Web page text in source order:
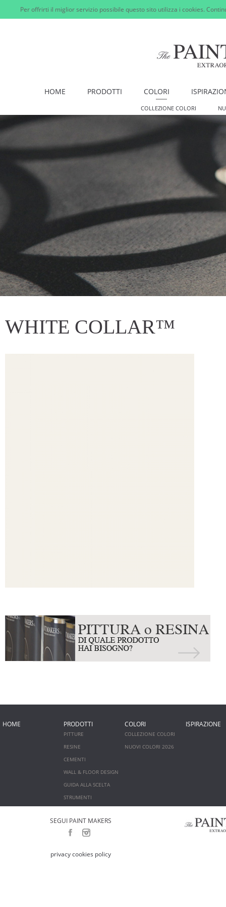
Per offrirti il miglior servizio possibile questo sito utilizza i cookies.
HOME PRODOTTI COLORI
COLLEZIONE COLORI
WHITE COLLAR™
HOME PRODOTTI
PITTURE
RESINE
CEMENTI
WALL & FLOOR DESIGN
GUIDA ALLA SCELTA
STRUMENTI
COLORI
COLLEZIONE COLORI
NUOVI COLORI 2026
ISPIRAZIONE
SEGUI PAINT MAKERS
privacy cookies policy